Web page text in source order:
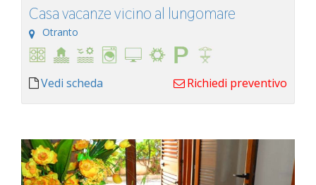
Casa vacanze vicino al lungomare
Otranto
Vedi scheda Richiedi preventivo